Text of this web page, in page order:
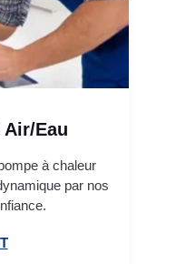
Air/Eau
à chaleur
par nos